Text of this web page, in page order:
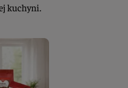
kuchyni.